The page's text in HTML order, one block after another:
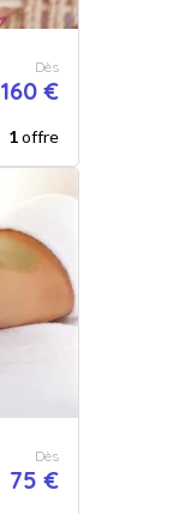
Dès
160 €
1offre
Dès
75 €